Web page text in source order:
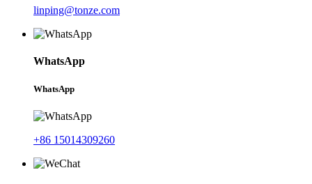
linping@tonze.com
WhatsApp
WhatsApp
+86 15014309260